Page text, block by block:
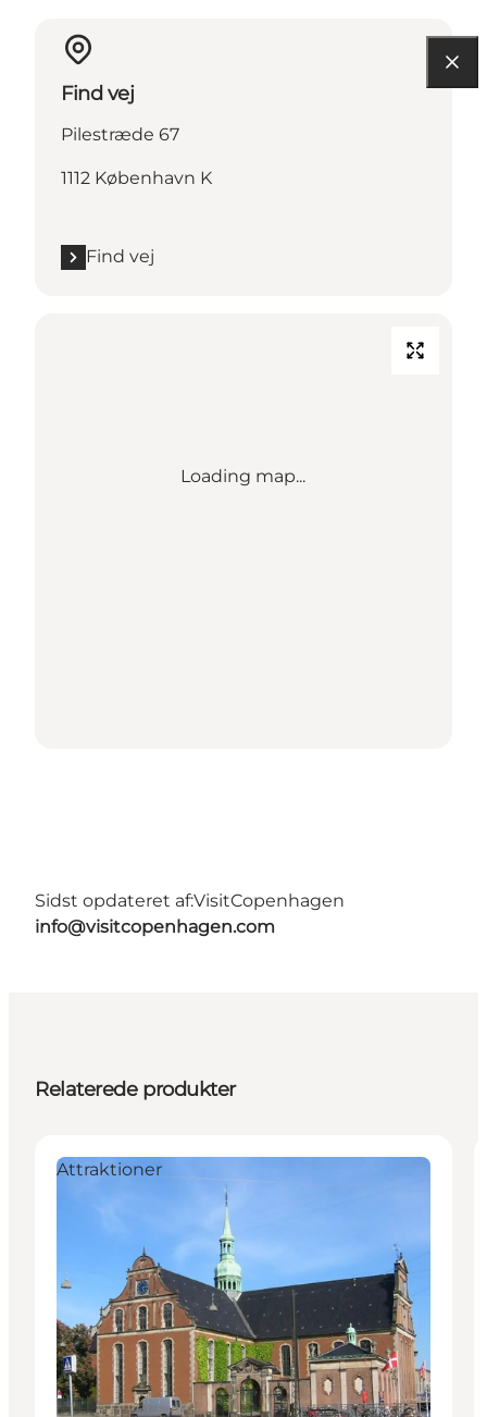
Find vej
Pilestræde 67
1112 København K
Find vej
Loading map...
Sidst opdateret af:VisitCopenhagen
info@visitcopenhagen.com
Relaterede produkter
Attraktioner